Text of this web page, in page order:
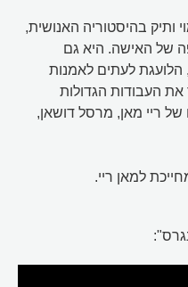
ותיק בהיסטוריה האנושית,
של האישה. היא גם
לעתים לאמנות
העבודות הגדולות
של ריי מאן, מרסל דושאן,
למאן ריי.